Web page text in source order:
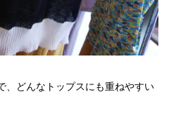
、どんなトップスにも重ねやすい